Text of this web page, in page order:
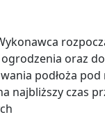
oraz
podłoża
najbliższy czas